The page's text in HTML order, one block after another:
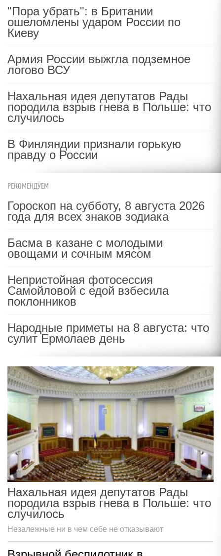
"Пора убрать": в Британии
ошеломлены ударом России по
Киеву
Армия России выжгла подземное
логово ВСУ
Нахальная идея депутатов Рады
породила взрыв гнева в Польше: что
случилось
В Финляндии признали горькую
правду о России
РЕКОМЕНДУЕМ
Гороскоп на субботу, 8 августа 2026
года для всех знаков зодиака
Басма в казане с молодыми
овощами и сочным мясом
Непристойная фотосессия
Самойловой с едой взбесила
поклонников
Народные приметы на 8 августа: что
сулит Ермолаев день
Нахальная идея депутатов Рады
породила взрыв гнева в Польше: что
случилось
Незалежные ни в чем себе не отказывают